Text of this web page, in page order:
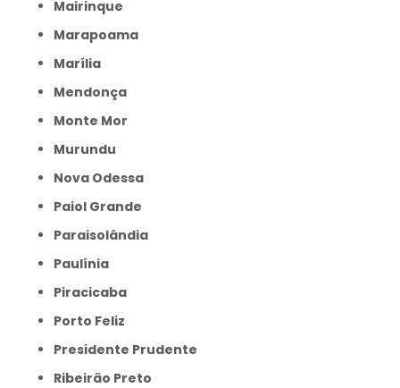
Mairinque
Marapoama
Marília
Mendonça
Monte Mor
Murundu
Nova Odessa
Paiol Grande
Paraisolândia
Paulínia
Piracicaba
Porto Feliz
Presidente Prudente
Ribeirão Preto